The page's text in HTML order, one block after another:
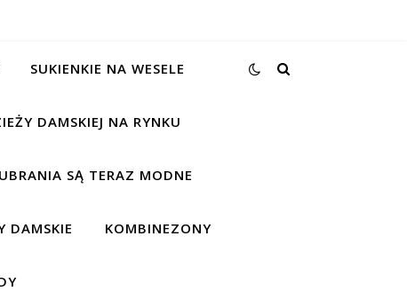
SUKIENKIE NA WESELE
DAMSKIEJ NA RYNKU
SĄ TERAZ MODNE
DAMSKIE KOMBINEZONY